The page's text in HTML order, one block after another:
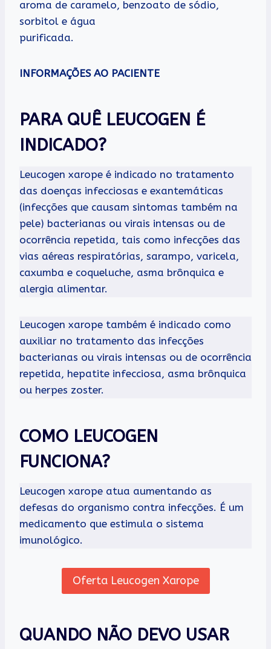
aroma de caramelo, benzoato de sódio,
sorbitol e água
purificada.
INFORMAÇÕES AO PACIENTE
PARA QUÊ LEUCOGEN É
INDICADO?
Leucogen xarope é indicado no tratamento
das doenças infecciosas e exantemáticas
(infecções que causam sintomas também na
pele) bacterianas ou virais intensas ou de
ocorrência repetida, tais como infecções das
vias aéreas respiratórias, sarampo, varicela,
caxumba e coqueluche, asma brônquica e
alergia alimentar.
Leucogen xarope também é indicado como
auxiliar no tratamento das infecções
bacterianas ou virais intensas ou de ocorrência
repetida, hepatite infecciosa, asma brônquica
ou herpes zoster.
COMO LEUCOGEN
FUNCIONA?
Leucogen xarope atua aumentando as
defesas do organismo contra infecções. É um
medicamento que estimula o sistema
imunológico.
Oferta Leucogen Xarope
QUANDO NÃO DEVO USAR